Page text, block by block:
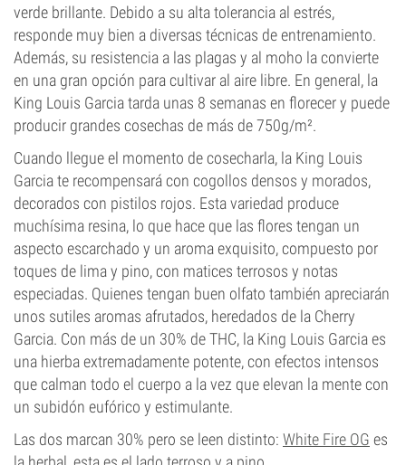
verde brillante. Debido a su alta tolerancia al estrés,
responde muy bien a diversas técnicas de entrenamiento.
Además, su resistencia a las plagas y al moho la convierte
en una gran opción para cultivar al aire libre. En general, la
King Louis Garcia tarda unas 8 semanas en florecer y puede
producir grandes cosechas de más de 750g/m².
Cuando llegue el momento de cosecharla, la King Louis
Garcia te recompensará con cogollos densos y morados,
decorados con pistilos rojos. Esta variedad produce
muchísima resina, lo que hace que las flores tengan un
aspecto escarchado y un aroma exquisito, compuesto por
toques de lima y pino, con matices terrosos y notas
especiadas. Quienes tengan buen olfato también apreciarán
unos sutiles aromas afrutados, heredados de la Cherry
Garcia. Con más de un 30% de THC, la King Louis Garcia es
una hierba extremadamente potente, con efectos intensos
que calman todo el cuerpo a la vez que elevan la mente con
un subidón eufórico y estimulante.
Las dos marcan 30% pero se leen distinto: White Fire OG es